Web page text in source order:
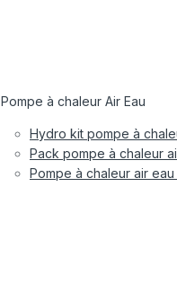
Pompe à chaleur Air Eau
Hydro kit pompe à
Pack pompe à chaleur
Pompe à chaleur air